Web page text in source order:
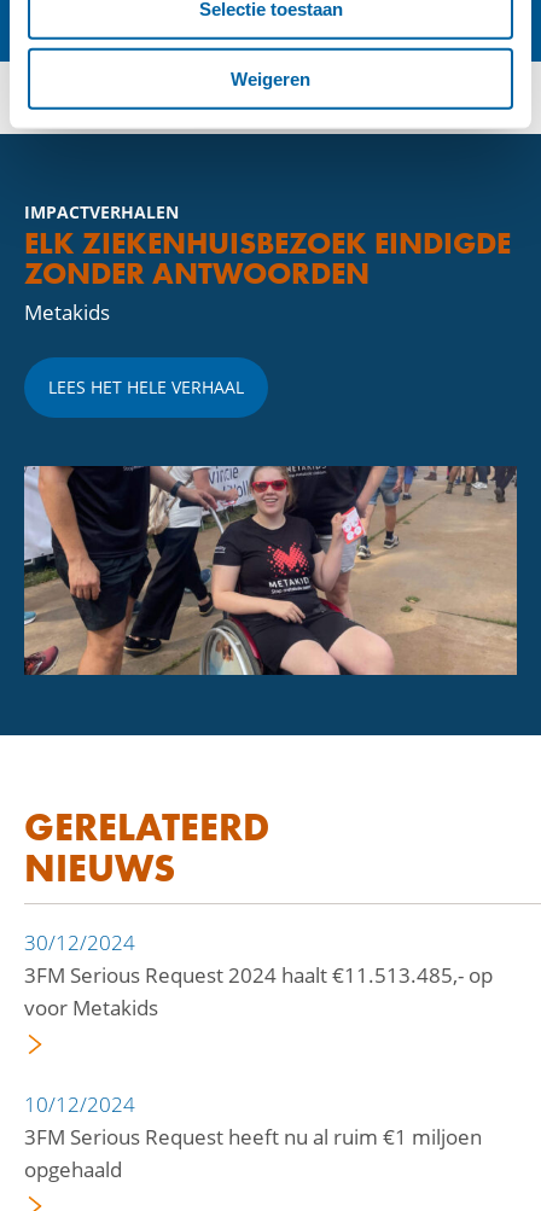
Selectie toestaan
Weigeren
IMPACTVERHALEN
ELK ZIEKENHUISBEZOEK EINDIGDE
ZONDER ANTWOORDEN
Metakids
LEES HET HELE VERHAAL
GERELATEERD
NIEUWS
30/12/2024
3FM Serious Request 2024 haalt €11.513.485,- op
voor Metakids
10/12/2024
3FM Serious Request heeft nu al ruim €1 miljoen
opgehaald